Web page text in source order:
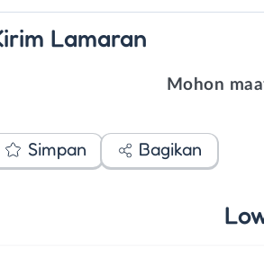
Lamaran
Mohon
Simpan Bagikan